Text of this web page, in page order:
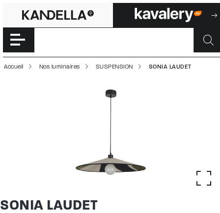
SONIA LAUDET
Accéder directement au contenu de la page
Accueil Nos luminaires SUSPENSION SONIA LAUDET
SONIA LAUDET